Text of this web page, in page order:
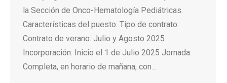
la Sección de Onco-Hematología Pediátricas.
Características del puesto: Tipo de contrato:
Contrato de verano: Julio y Agosto 2025
Incorporación: Inicio el 1 de Julio 2025 Jornada:
Completa, en horario de mañana, con…